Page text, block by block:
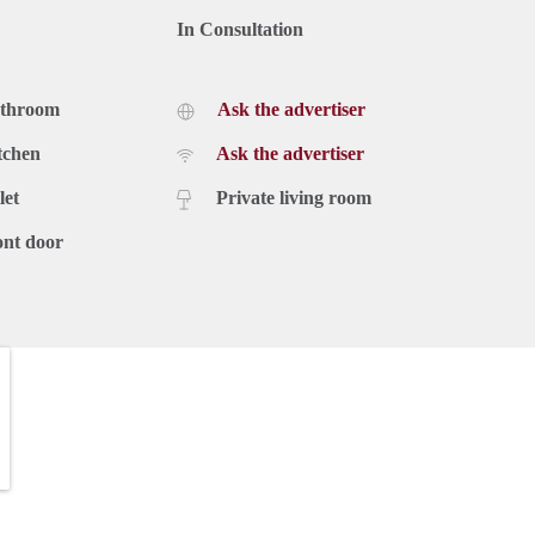
In Consultation
door
Ask the advertiser
Ask the advertiser
Private living room